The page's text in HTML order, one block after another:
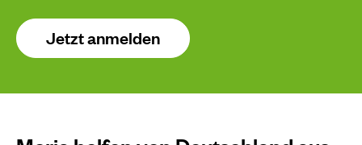
Jetzt anmelden